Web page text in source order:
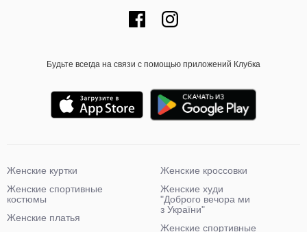
Будьте всегда на связи с помощью приложений Клубка
Женские куртки
Женские спортивные
костюмы
Женские платья
Женские кроссовки
Женские худи
"Доброго вечора ми
з України"
Женские спортивные